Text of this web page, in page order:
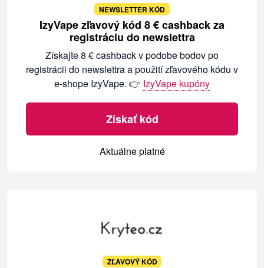
NEWSLETTER KÓD
IzyVape zľavový kód 8 € cashback za
registráciu do newslettra
Získajte 8 € cashback v podobe bodov po
registrácii do newslettra a použití zľavového kódu v
e-shope IzyVape. 👉 IzyVape kupóny
Získať kód
Aktuálne platné
ZĽAVOVÝ KÓD